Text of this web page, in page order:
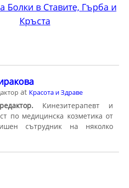
Болки в Ставите, Гърба и
Кръста
at Красота и Здраве
Кинезитерапевт и
по медицинска козметика от
сътрудник на няколко